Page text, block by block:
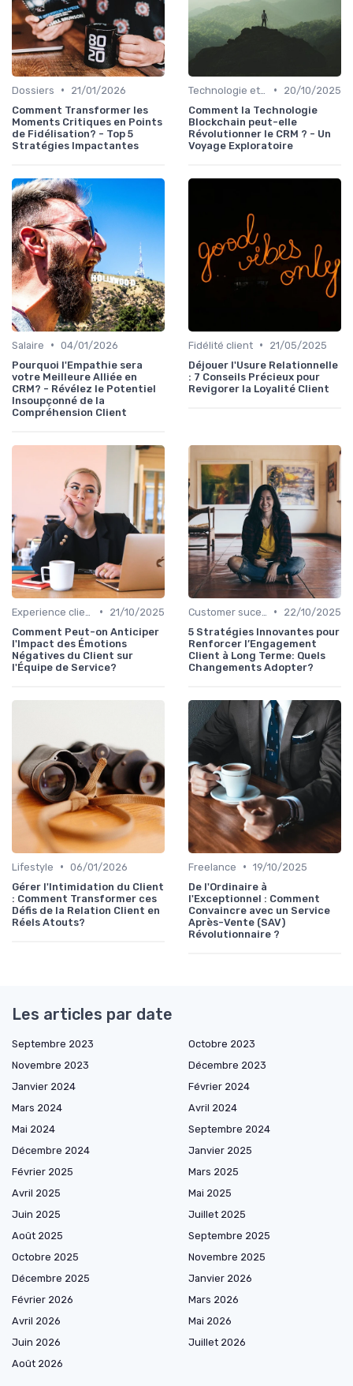
Dossiers •
21/01/2026
Comment Transformer les
Moments Critiques en Points
de Fidélisation? - Top 5
Stratégies Impactantes
•
20/10/2025
Comment la Technologie
Blockchain peut-elle
Révolutionner le CRM ? - Un
Voyage Exploratoire
Salaire • 04/01/2026
Pourquoi l'Empathie sera
votre Meilleure Alliée en
CRM? - Révélez le Potentiel
Insoupçonné de la
Compréhension Client
Fidélité client •
21/05/2025
Déjouer l'Usure Relationnelle
: 7 Conseils Précieux pour
Revigorer la Loyalité Client
•
21/10/2025
Comment Peut-on Anticiper
l'Impact des Émotions
Négatives du Client sur
l'Équipe de Service?
•
22/10/2025
5 Stratégies Innovantes pour
Renforcer l’Engagement
Client à Long Terme: Quels
Changements Adopter?
Lifestyle • 06/01/2026
Gérer l'Intimidation du Client
: Comment Transformer ces
Défis de la Relation Client en
Réels Atouts?
Freelance • 19/10/2025
De l'Ordinaire à
l'Exceptionnel : Comment
Convaincre avec un Service
Après-Vente (SAV)
Révolutionnaire ?
Les articles par date
Septembre 2023
Octobre 2023
Novembre 2023
Décembre 2023
Janvier 2024
Février 2024
Mars 2024
Avril 2024
Mai 2024
Septembre 2024
Décembre 2024
Janvier 2025
Février 2025
Mars 2025
Avril 2025
Mai 2025
Juin 2025
Juillet 2025
Août 2025
Septembre 2025
Octobre 2025
Novembre 2025
Décembre 2025
Janvier 2026
Février 2026
Mars 2026
Avril 2026
Mai 2026
Juin 2026
Juillet 2026
Août 2026